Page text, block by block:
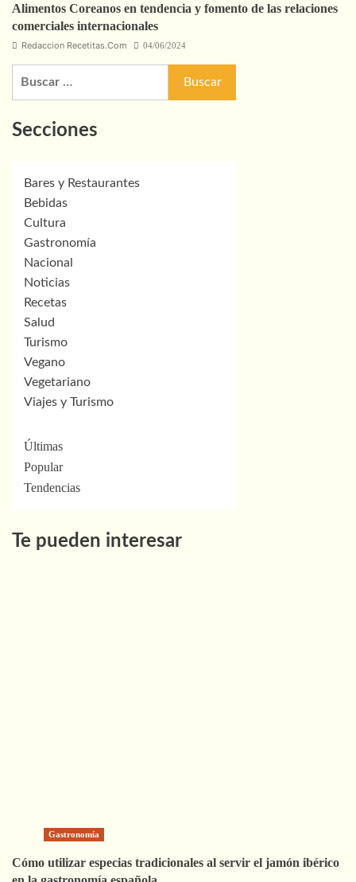
Alimentos Coreanos en tendencia y fomento de las relaciones
comerciales internacionales
Redaccion Recetitas.Com 04/06/2024
Secciones
Bares y Restaurantes
Bebidas
Cultura
Gastronomía
Nacional
Noticias
Recetas
Salud
Turismo
Vegano
Vegetariano
Viajes y Turismo
Últimas
Popular
Tendencias
Te pueden interesar
Gastronomía
Cómo utilizar especias tradicionales al servir el jamón ibérico